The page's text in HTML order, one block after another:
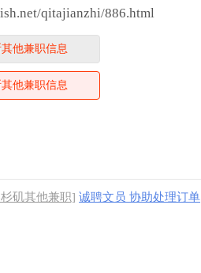
qitajianzhi/886.html
他兼职信息
他兼职信息
矶其他兼职] 诚聘文员 协助处理订单